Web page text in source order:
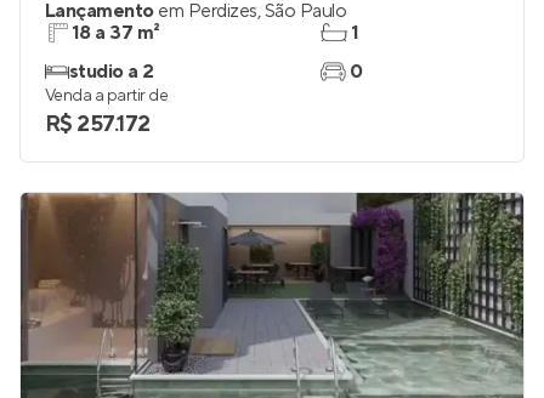
Lançamento em Perdizes,São Paulo
18 a 37 m²
studio a 2
1
0
Venda a partir de
R$ 257.172